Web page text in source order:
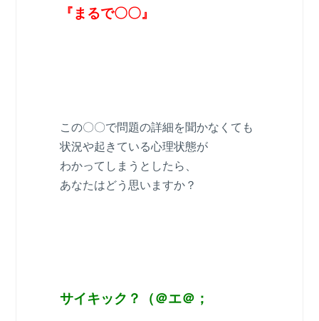
『まるで〇〇』
この〇〇で問題の詳細を聞かなくても
状況や起きている心理状態が
わかってしまうとしたら、
あなたはどう思いますか？
サイキック？（＠エ＠；